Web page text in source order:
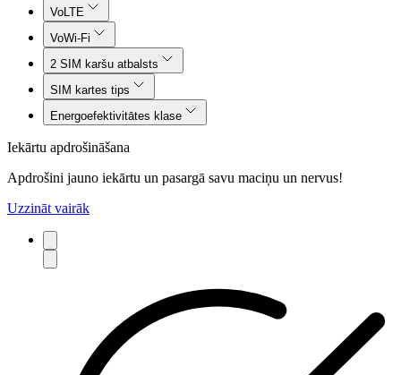
VoLTE
VoWi-Fi
2 SIM karšu atbalsts
SIM kartes tips
Energoefektivitātes klase
Iekārtu apdrošināšana
Apdrošini jauno iekārtu un pasargā savu maciņu un nervus!
Uzzināt vairāk